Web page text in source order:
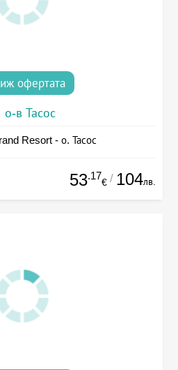
офертата
о-в Тасос
Resort - о. Тасос
53.17
€ / 104лв.